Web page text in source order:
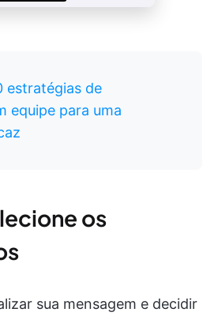
estratégias de
equipe para uma
os
sua mensagem e decidir